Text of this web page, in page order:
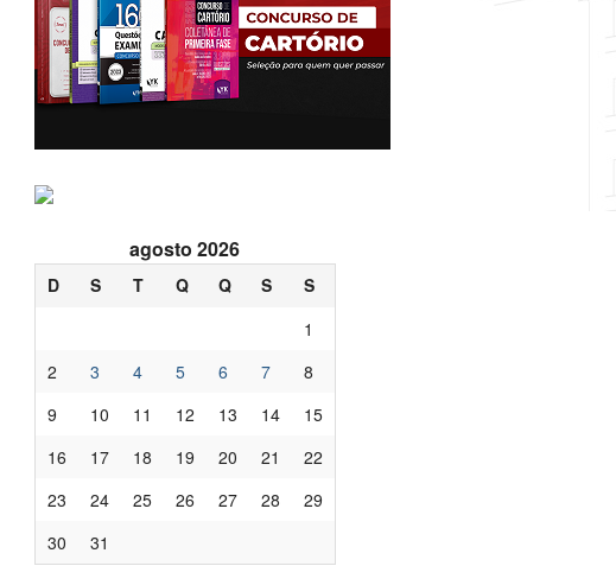
agosto 2026
D S T Q Q S
S
1
2
3 4 5 6 7
8
9
10 11 12 13 14
15
16
17 18 19 20 21
22
23
24 25 26 27 28
29
30
31